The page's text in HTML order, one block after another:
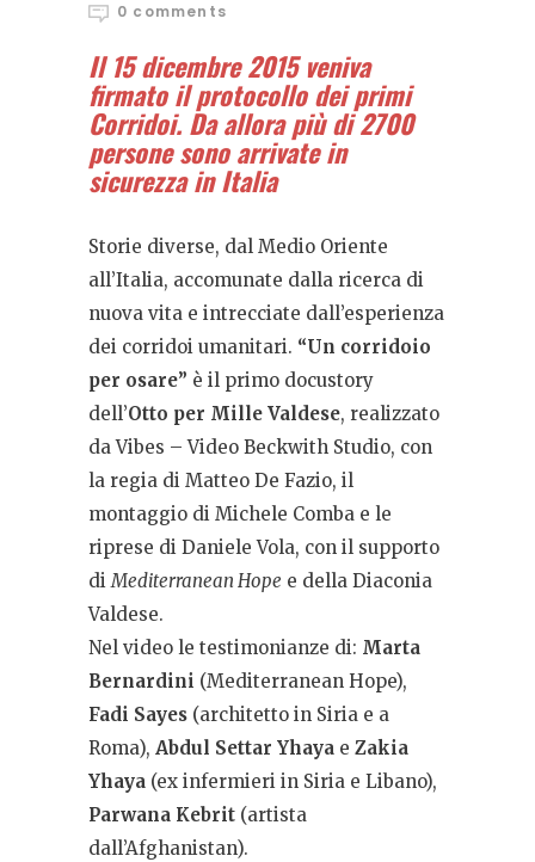
0 comments
Il 15 dicembre 2015 veniva
firmato il protocollo dei primi
Corridoi. Da allora più di 2700
persone sono arrivate in
sicurezza in Italia
Storie diverse, dal Medio Oriente
all’Italia, accomunate dalla ricerca di
nuova vita e intrecciate dall’esperienza
dei corridoi umanitari. “Un corridoio
per osare” è il primo docustory
dell’Otto per Mille Valdese, realizzato
da Vibes – Video Beckwith Studio, con
la regia di Matteo De Fazio, il
montaggio di Michele Comba e le
riprese di Daniele Vola, con il supporto
diMediterranean Hope e della Diaconia
Valdese.
Nel video le testimonianze di: Marta
Bernardini (Mediterranean Hope),
Fadi Sayes (architetto in Siria e a
Roma), Abdul Settar Yhaya e Zakia
Yhaya (ex infermieri in Siria e Libano),
Parwana Kebrit (artista
dall’Afghanistan).